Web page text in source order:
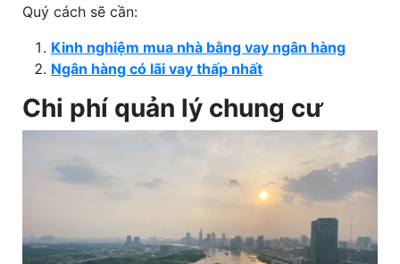
Quý cách sẽ cần:
Kinh nghiệm mua nhà bằng vay ngân hàng
Ngân hàng có lãi vay thấp nhất
Chi phí quản lý chung cư